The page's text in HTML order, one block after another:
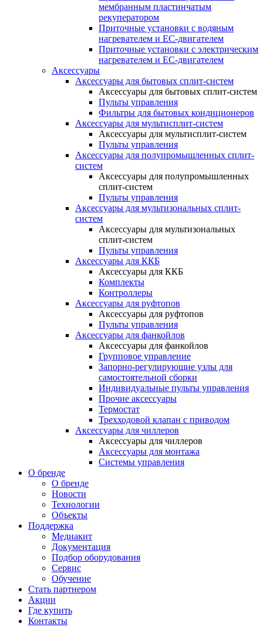
мембранным пластинчатым
рекуператором
Приточные установки с водяным
нагревателем и EC-двигателем
Приточные установки с электрическим
нагревателем и EC-двигателем
Аксессуары
Аксессуары для бытовых сплит-систем
Аксессуары для бытовых сплит-систем
Пульты управления
Фильтры для бытовых кондиционеров
Аксессуары для мультисплит-систем
Аксессуары для мультисплит-систем
Пульты управления
Аксессуары для полупромышленных сплит-
систем
Аксессуары для полупромышленных
сплит-систем
Пульты управления
Аксессуары для мультизональных сплит-
систем
Аксессуары для мультизональных
сплит-систем
Пульты управления
Аксессуары для ККБ
Аксессуары для ККБ
Комплекты
Контроллеры
Аксессуары для руфтопов
Аксессуары для руфтопов
Пульты управления
Аксессуары для фанкойлов
Аксессуары для фанкойлов
Групповое управление
Запорно-регулирующие узлы для
самостоятельной сборки
Индивидуальные пульты управления
Прочие аксессуары
Термостат
Трехходовой клапан с приводом
Аксессуары для чиллеров
Аксессуары для чиллеров
Аксессуары для монтажа
Системы управления
О бренде
О бренде
Новости
Технологии
Объекты
Поддержка
Медиакит
Документация
Подбор оборудования
Сервис
Обучение
Стать партнером
Акции
Где купить
Контакты